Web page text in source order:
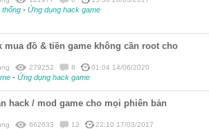
thống - Ứng dụng hack game
mua đồ & tiền game không cần root cho
279252 8 01:04 14/06/2020
- Ứng dụng hack game
hack / mod game cho mọi phiên bản
662633 12 22:10 17/03/2017